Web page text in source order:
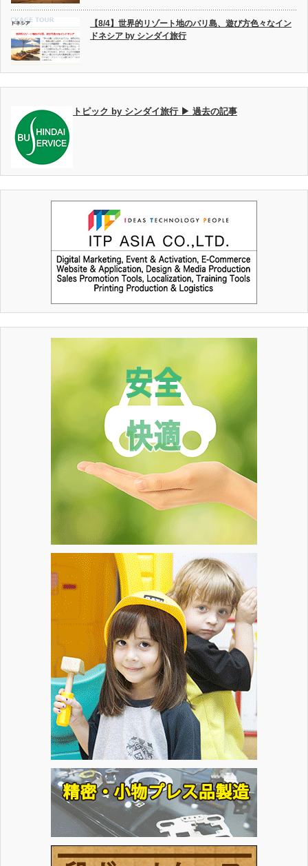
【8/4】世界的リゾート地のバリ島、遊び方色々なイン
ドネシア by シンダイ旅行
トピック by シンダイ旅行 ▶ 過去の記事